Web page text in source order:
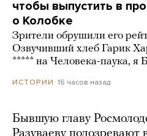
чтобы выпустить в
о Колобке
Зрители обрушили его
Озвучивший хлеб Гарик
***** на Человека-паука, я
ИСТОРИИ 16 часов назад
Бывшую главу
Разуваеву подозревают